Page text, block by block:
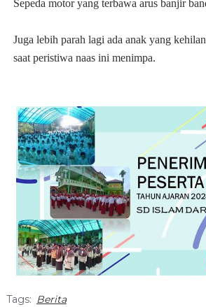
Sepeda motor yangterbawa arus banjir
Juga lebih parah lagi ada anak yangkehilan
saat peristiwa naas ini menimpa.
Tags: Berita